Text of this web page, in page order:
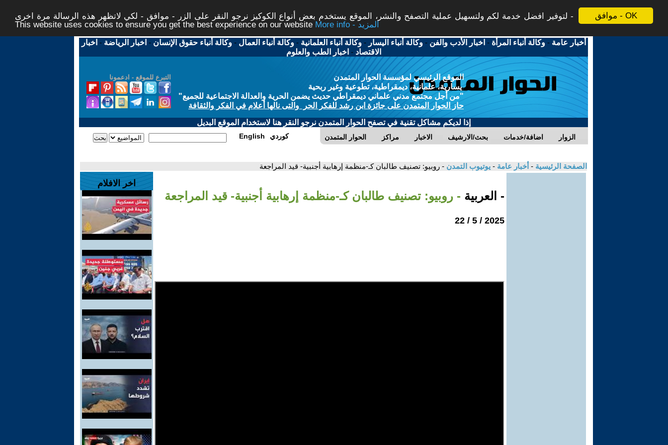
موافق - OK
لتوفير افضل خدمة لكم ولتسهيل عملية التصفح والنشر، الموقع يستخدم بعض أنواع الكوكيز نرجو النقر على الزر - موافق - لكي لاتظهر هذه الرسالة مرة اخرى -
This website uses cookies to ensure you get the best experience on our website
More info - المزيد
أخبار عامة -وكالة أنباء المرأة - اخبار الأدب والفن -وكالة أنباء اليسار -وكالة أنباء العلمانية -وكالة أنباء العمال -وكالة أنباء حقوق الإنسان - اخبار الرياضة - اخبار
الاقتصاد - اخبار الطب والعلوم
التبرع للموقع - ادعمونا
الموقع الرئيسي لمؤسسة الحوار المتمدن
يسارية، علمانية، ديمقراطية، تطوعية وغير ربحية
"من أجل مجتمع مدني علماني ديمقراطي حديث يضمن الحرية والعدالة الاجتماعية للجميع"
حاز الحوار المتمدن على جائزة ابن رشد للفكر الحر والتى نالها أعلام في الفكر والثقافة
إذا لديكم مشاكل تقنية في تصفح الحوار المتمدن نرجو النقر هنا لاستخدام الموقع البديل
الحوار المتمدن مراكز الاخبار بحث/الارشيف اضافة/خدمات الزوار English كوردي
الصفحة الرئيسية - أخبار عامة - يوتيوب التمدن - روبيو: تصنيف طالبان كـ-منظمة إرهابية أجنبية- قيد المراجعة
- العربية - روبيو: تصنيف طالبان كـ-منظمة إرهابية أجنبية- قيد المراجعة
2025 / 5 / 22
اخر الافلام